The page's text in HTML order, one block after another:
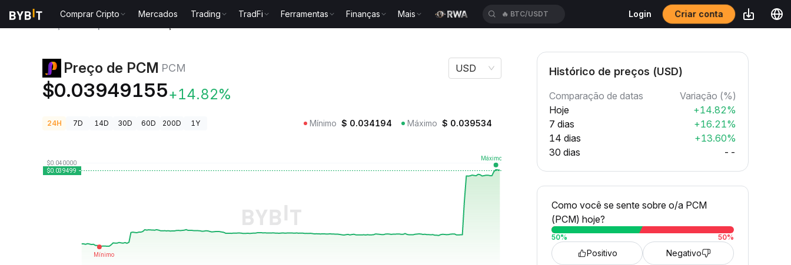
Comprar Cripto Mercados Trading TradFi Ferramentas Finanças Mais 🔥 BTC/USDT Login Criar conta
Preço de PCM PCM
$0.03949155+14.82%
USD
24H 7D 14D 30D 60D 200D 1Y Mínimo $ 0.034194 Máximo $ 0.039534
Histórico de preços (USD)
Comparação de datas
Variação (%)
Hoje
+14.82%
7 dias
+16.21%
14 dias
+13.60%
30 dias
--
Como você se sente sobre o/a PCM
(PCM) hoje?
50% 50%
Positivo Negativo